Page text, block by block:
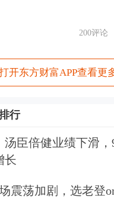
200评论
开东方财富APP查看更
行
臣倍健业绩下滑，
长
震荡加剧，选老登